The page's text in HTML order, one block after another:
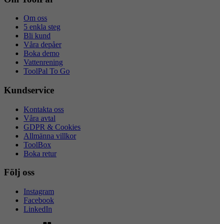
Om oss
5 enkla steg
Bli kund
Våra depåer
Boka demo
Vattenrening
ToolPal To Go
Kundservice
Kontakta oss
Våra avtal
GDPR & Cookies
Allmänna villkor
ToolBox
Boka retur
Följ oss
Instagram
Facebook
LinkedIn